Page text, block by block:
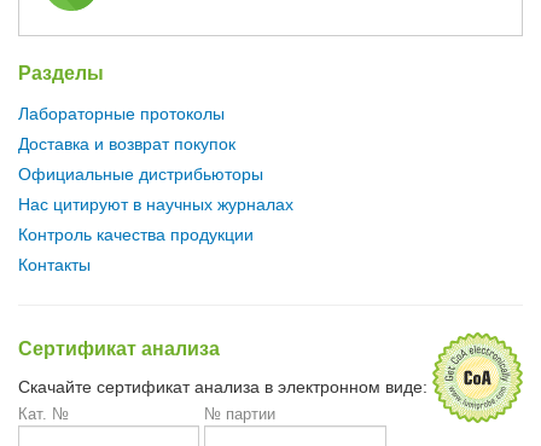
Разделы
Лабораторные протоколы
Доставка и возврат покупок
Официальные дистрибьюторы
Нас цитируют в научных журналах
Контроль качества продукции
Контакты
Сертификат анализа
Скачайте сертификат анализа в электронном виде:
Кат. № № партии